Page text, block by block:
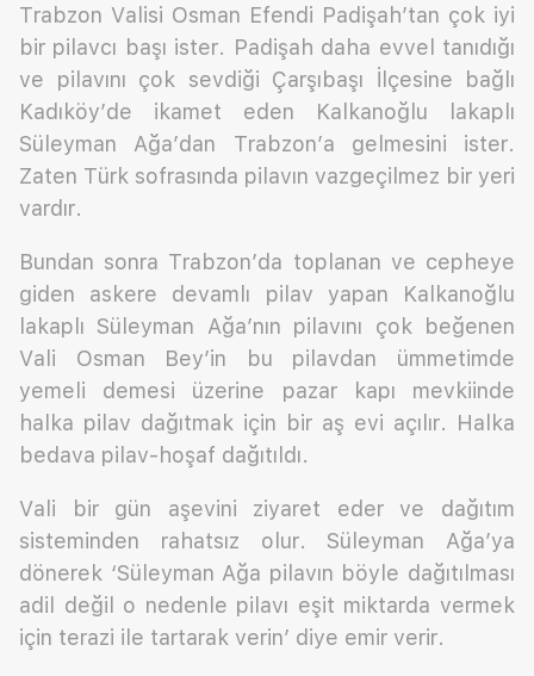
Trabzon Valisi Osman Efendi Padişah’tan çok iyi
bir pilavcı başı ister. Padişah daha evvel tanıdığı
ve pilavını çok sevdiği Çarşıbaşı İlçesine bağlı
Kadıköy’de ikamet eden Kalkanoğlu lakaplı
Süleyman Ağa’dan Trabzon’a gelmesini ister.
Zaten Türk sofrasında pilavın vazgeçilmez bir yeri
vardır.
Bundan sonra Trabzon’da toplanan ve cepheye
giden askere devamlı pilav yapan Kalkanoğlu
lakaplı Süleyman Ağa’nın pilavını çok beğenen
Vali Osman Bey’in bu pilavdan ümmetimde
yemeli demesi üzerine pazar kapı mevkiinde
halka pilav dağıtmak için bir aş evi açılır. Halka
bedava pilav-hoşaf dağıtıldı.
Vali bir gün aşevini ziyaret eder ve dağıtım
sisteminden rahatsız olur. Süleyman Ağa’ya
dönerek ‘Süleyman Ağa pilavın böyle dağıtılması
adil değil o nedenle pilavı eşit miktarda vermek
için terazi ile tartarak verin’ diye emir verir.